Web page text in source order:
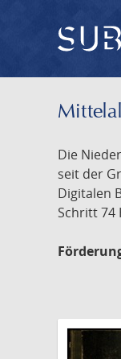
Die
seit der
Digitalen
Schritt